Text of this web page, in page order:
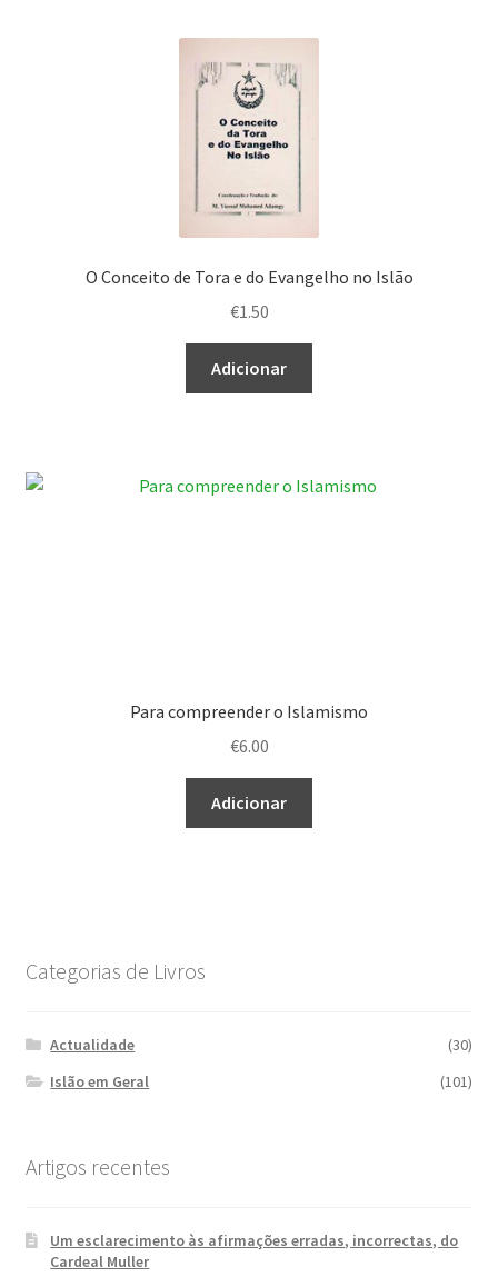
O Conceito de Tora e do Evangelho no Islão
€1.50
Adicionar
Para compreender o Islamismo
€6.00
Adicionar
Categorias de Livros
Actualidade
(30)
Islão em Geral
(101)
Artigos recentes
Um esclarecimento às afirmações erradas, incorrectas, do
Cardeal Muller